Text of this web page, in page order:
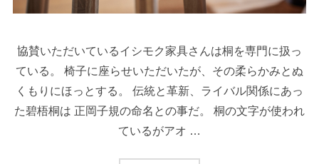
協賛いただいているイシモク家具さんは桐を専門に扱っ
ている。 椅子に座らせいただいたが、その柔らかみとぬ
くもりにほっとする。 伝統と革新、ライバル関係にあっ
た碧梧桐は 正岡子規の命名との事だ。 桐の文字が使われ
ているがアオ …